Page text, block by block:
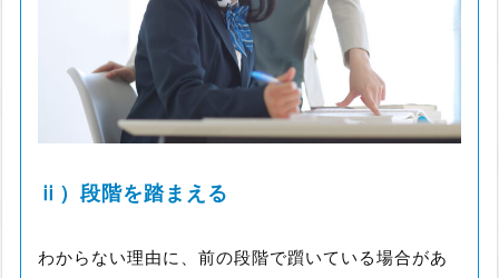
ⅱ ） 段階を踏まえる
わからない理由に、前の段階で躓いている場合があ